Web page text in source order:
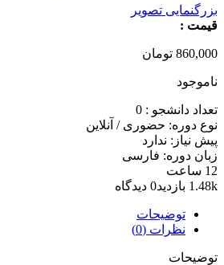
بزرگنمایی تصویر
قیمت :
860,000 تومان
ناموجود
تعداد دانشجو : 0
نوع دوره: حضوری / آنلاین
پیش نیاز: ندارد
زبان دوره: فارسی
12 ساعت
1.48k بازدید
0 دیدگاه
توضیحات
نظرات (0)
توضیحات